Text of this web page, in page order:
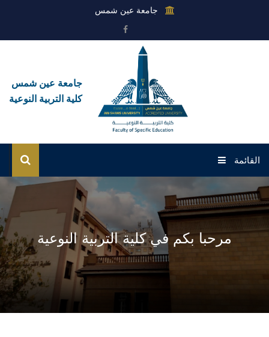
جامعة عين شمس
جامعة عين شمس
كلية التربية النوعية
القائمة
الرئيسية
القطاعات
الاقسام
مرحبا بكم في كلية التربية النوعية